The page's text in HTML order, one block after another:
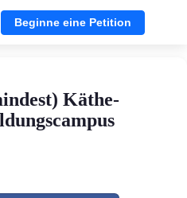
Beginne eine Petition
Käthe-